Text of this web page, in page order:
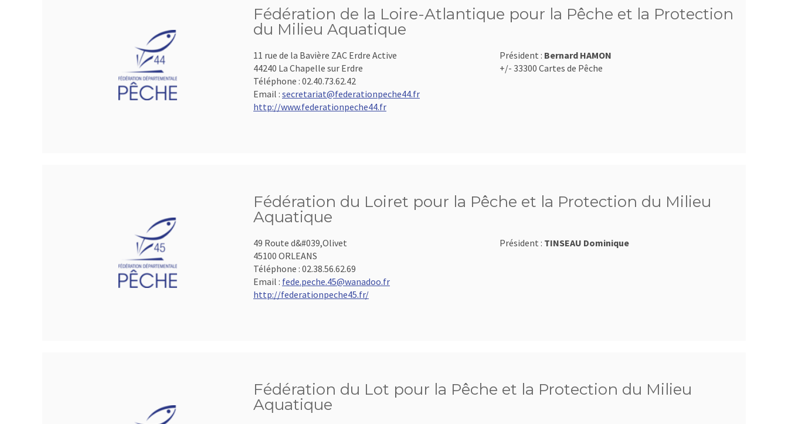
Fédération de la Loire-Atlantique pour la Pêche et la Protection
du Milieu Aquatique
11 rue de la Bavière ZAC Erdre Active
44240 La Chapelle sur Erdre
Téléphone : 02.40.73.62.42
Email : secretariat@federationpeche44.fr
http://www.federationpeche44.fr
Président : Bernard HAMON
+/- 33300 Cartes de Pêche
Fédération du Loiret pour la Pêche et la Protection du Milieu
Aquatique
49 Route d&#039,Olivet
45100 ORLEANS
Téléphone : 02.38.56.62.69
Email : fede.peche.45@wanadoo.fr
http://federationpeche45.fr/
Président : TINSEAU Dominique
Fédération du Lot pour la Pêche et la Protection du Milieu
Aquatique